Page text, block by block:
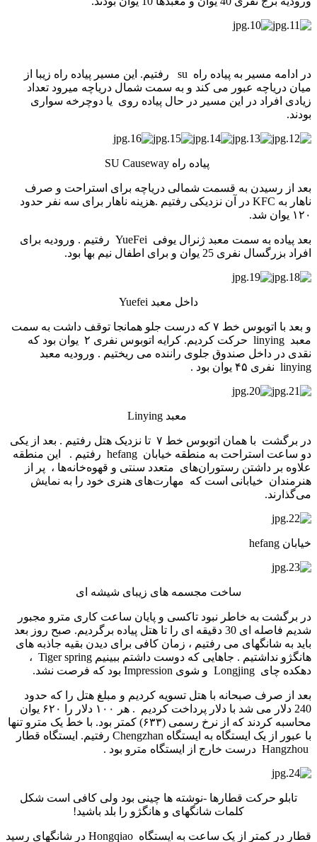
در ادامه مسیر به پیاده راه su رفتیم. این مسیر پیاده راه زیبا از
میان دریاچه عبور می کند و به سمت شمال دریاچه می­رود تعداد
زیادی افراد در این مسیر در حال پیاده روی یا دوچرخه سواری
بودند.
پیاده راه SU Causeway
بعد از رسیدن به قسمت شمالی دریاچه برای استراحت و صرف
ناهار به KFC در آن نزدیکی رفتیم .هزینه ناهار برای سه نفر حدود
۱۲۰ یوان شد.
بعد پیاده به سمت معبد ژنرال یوفی YueFei رفتیم . ورودیه برای
افراد بزرگسال نفری 25 یوان و برای اطفال نیم بها بود.
داخل معبد Yuefei
و بعد با اتوبوس خط ۷ که درست جلو همانجا توقف داشت به سمت
معبد linying حرکت کردیم. کرایه اتوبوس نفری ۲ یوان بود که
نقدی در داخل صندوق جلوی راننده می­ ریختیم . ورودیه معبد
linying نفری ۴۵ یوان بود .
معبد Linying
در برگشت با همان اتوبوس خط ۷ تا نزدیک هتل رفتیم . بعد از یکی
دو ساعت استراحت به منطقه خیابان hefang رفتیم . این منطقه
علاوه بر داشتن رستوران‌های متعدد سنتی و قهوه‌خانه‌ها ، پر از
هنرمندان خیابانی است که مهارت‌های هنری خود را به نمایش
می‌گذارند.
خیابان hefang
ساخت مجسمه های زیبای شیشه ای
در برگشت به خاطر نبود تاکسی و پایان ساعت کاری مترو مجبور
شدیم فاصله ای 30 دقیقه ای را تا هتل پیاده برگردیم. صبح روز بعد
باید به شانگهای می رفتیم ، زمان کافی برای دیدن بقیه جاذبه های
هانگژو نداشتیم . جاهایی که دوست داشتم ببینیم Tiger spring ،
دهکده چای Longjing و شوی Impression بود که فرصت نشد.
بعد از صرف صبحانه با هتل تسویه کردیم و مبلغ هتل را که حدود
240 دلار می شد با دلار پرداخت کردیم . هر ۱۰۰ دلار را ۶۲۰ یوان
محاسبه کردند که از نرخ رسمی (۶۳۳) کمتر بود. با خط یک مترو تنها
با عبور از یک ایستگاه به ایستگاه Chengzhan رفتیم. ایستگاه قطار
تابلو حرکت قطارها -نوشته ها چینی بود ولی کافی است شکل
کلمات شانگهای و هانگژو را بلد باشید!
قطار در کمتر از یک ساعت به ایستگاه Hongqiao در شانگهای رسید